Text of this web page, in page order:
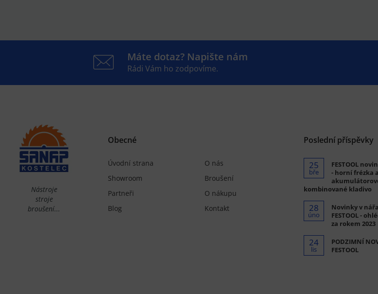
Máte dotaz? Napište nám
Rádi Vám ho zodpovíme.
Nástroje
stroje
broušení...
Obecné
Úvodní strana
O nás
Showroom
Broušení
Partneři
O nákupu
Blog
Kontakt
Poslední příspěvky
25
bře
FESTOOL
- horní frézka a
kombinované kladivo
28
úno
Novinky v
FESTOOL -
za rokem 2023
24
lis
PODZIMNÍ
FESTOOL